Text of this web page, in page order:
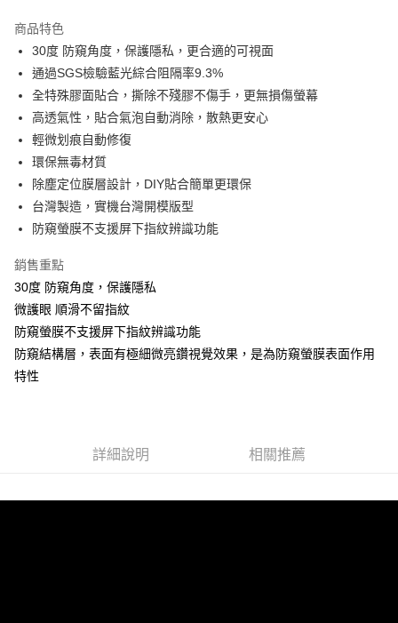
Apple Pay
街口支付
悠遊付
全盈+PAY
運送方式
7-11取貨付款
宅配
每筆NT$55，滿NT$390(含以上)免運費
商品特色
30度 防窺角度，保護隱私，更合適的可視面
通過SGS檢驗藍光綜合阻隔率9.3%
全特殊膠面貼合，撕除不殘膠不傷手，更無損傷螢幕
高透氣性，貼合氣泡自動消除，散熱更安心
輕微划痕自動修復
環保無毒材質
除塵定位膜層設計，DIY貼合簡單更環保
台灣製造，實機台灣開模版型
防窺螢膜不支援屏下指紋辨識功能
銷售重點
30度 防窺角度，保護隱私
微護眼 順滑不留指紋
防窺螢膜不支援屏下指紋辨識功能
防窺結構層，表面有極細微亮鑽視覺效果，是為防窺螢膜表面作用
特性
詳細說明 相關推薦